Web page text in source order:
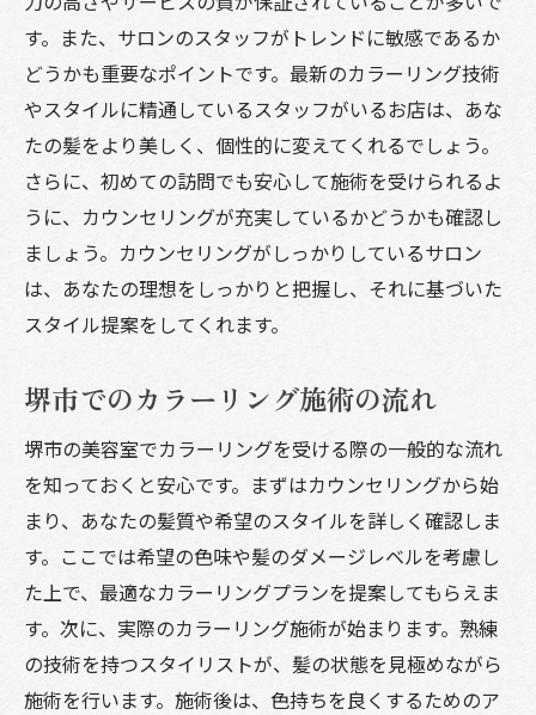
す。また、サロンのスタッフがトレンドに敏感であるか
どうかも重要なポイントです。最新のカラーリング技術
やスタイルに精通しているスタッフがいるお店は、あな
たの髪をより美しく、個性的に変えてくれるでしょう。
さらに、初めての訪問でも安心して施術を受けられるよ
うに、カウンセリングが充実しているかどうかも確認し
ましょう。カウンセリングがしっかりしているサロン
は、あなたの理想をしっかりと把握し、それに基づいた
スタイル提案をしてくれます。
堺市でのカラーリング施術の流れ
堺市の美容室でカラーリングを受ける際の一般的な流れ
を知っておくと安心です。まずはカウンセリングから始
まり、あなたの髪質や希望のスタイルを詳しく確認しま
す。ここでは希望の色味や髪のダメージレベルを考慮し
た上で、最適なカラーリングプランを提案してもらえま
す。次に、実際のカラーリング施術が始まります。熟練
の技術を持つスタイリストが、髪の状態を見極めながら
施術を行います。施術後は、色持ちを良くするためのア